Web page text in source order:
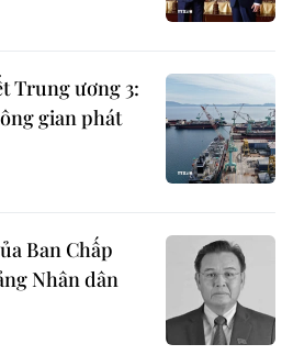
Trung ương 3:
gian phát
Ban Chấp
Nhân dân